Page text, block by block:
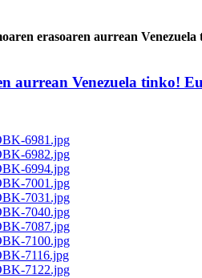
erasoaren aurrean
aurrean Venezuela tinko!